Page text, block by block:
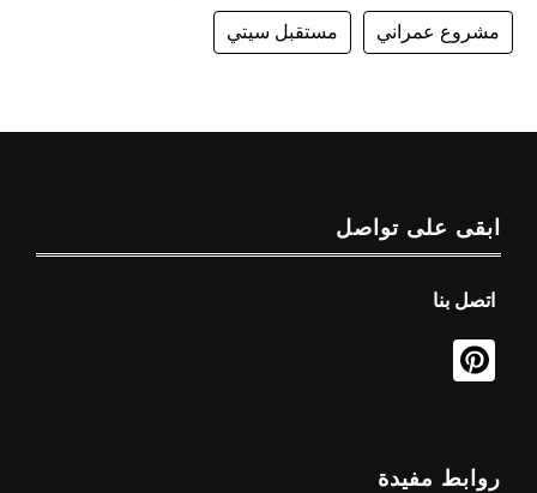
مشروع عمراني مستقبل سيتي
ابقى على تواصل
اتصل بنا
روابط مفيدة